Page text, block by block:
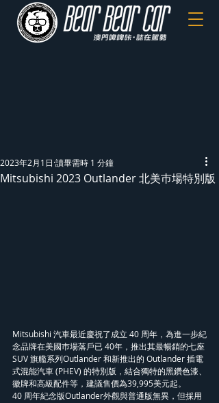
Mitsubishi 2023 Outlander 北美巿場特別版
2023年2月1日 讀畢需時 1 分鐘
Mitsubishi 汽車最近慶祝了成立 40 周年，為進一步紀
念品牌在美國巿場落戶已 40年，推出其最暢銷的七座
SUV 旗艦系列Outlander 和新推出的 Outlander 插電
式混能汽車 (PHEV) 的特別版，結合獨特的黑鑽色漆、
徽牌和高級配件等，建議售價為39,995美元起。
40 周年紀念版Outlander外觀與普通版無異，但採用